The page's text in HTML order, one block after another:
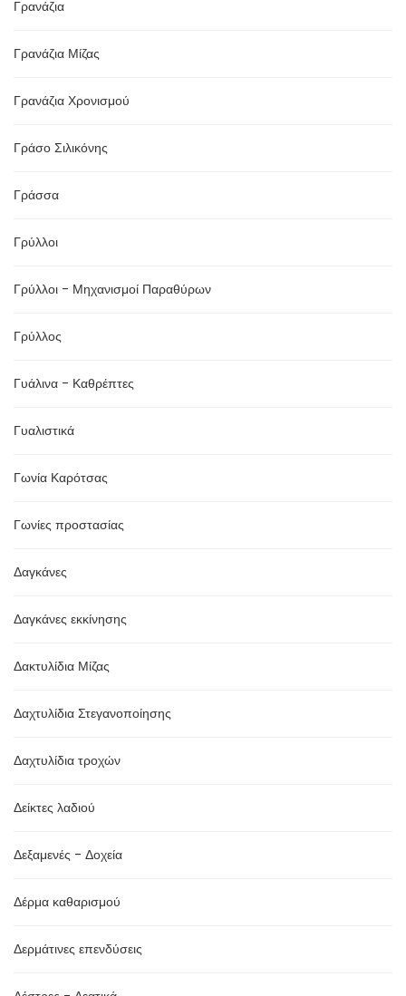
Γρανάζια
Γρανάζια Μίζας
Γρανάζια Χρονισμού
Γράσο Σιλικόνης
Γράσσα
Γρύλλοι
Γρύλλοι - Μηχανισμοί Παραθύρων
Γρύλλος
Γυάλινα - Καθρέπτες
Γυαλιστικά
Γωνία Καρότσας
Γωνίες προστασίας
Δαγκάνες
Δαγκάνες εκκίνησης
Δακτυλίδια Μίζας
Δαχτυλίδια Στεγανοποίησης
Δαχτυλίδια τροχών
Δείκτες λαδιού
Δεξαμενές - Δοχεία
Δέρμα καθαρισμού
Δερμάτινες επενδύσεις